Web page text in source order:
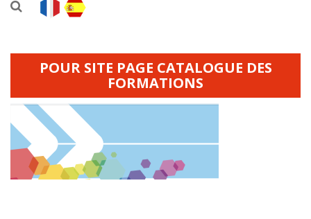
POUR SITE PAGE CATALOGUE DES
FORMATIONS